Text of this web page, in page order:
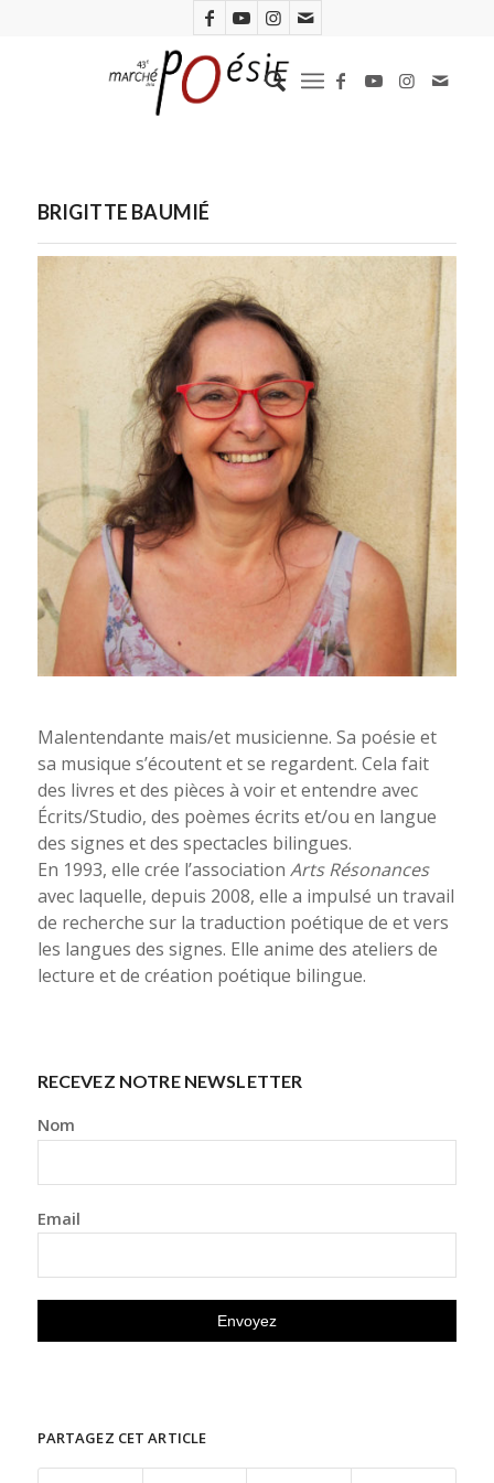
BRIGITTE BAUMIÉ
Brigitte Baumié. Photo D.R.
Malentendante mais/et musicienne. Sa poésie et
sa musique s’écoutent et se regardent. Cela fait
des livres et des pièces à voir et entendre avec
Écrits/Studio, des poèmes écrits et/ou en langue
des signes et des spectacles bilingues.
En 1993, elle crée l’association Arts Résonances
avec laquelle, depuis 2008, elle a impulsé un travail
de recherche sur la traduction poétique de et vers
les langues des signes. Elle anime des ateliers de
lecture et de création poétique bilingue.
RECEVEZ NOTRE NEWSLETTER
Nom
Email
PARTAGEZ CET ARTICLE